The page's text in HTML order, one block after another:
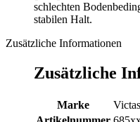
schlechten
stabilen Halt.
Zusätzliche Informationen
Zusätzliche
Marke
Victas